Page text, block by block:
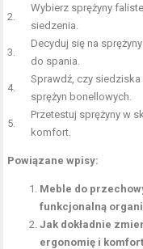
2.
Wybierz sprężyny
siedzenia.
3.
Decyduj się na
do spania.
4.
Sprawdź, czy
sprężyn bonellowych.
5.
Przetestuj sprężyny w
komfort.
Powiązane wpisy:
Meble do
funkcjonalną
Jak dokładnie
ergonomię i